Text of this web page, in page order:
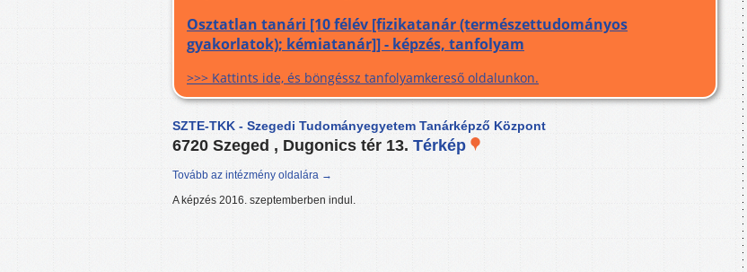
Osztatlan tanári [10 félév [fizikatanár (természettudományos
gyakorlatok); kémiatanár]] - képzés, tanfolyam
>>> Kattints ide, és böngéssz tanfolyamkereső oldalunkon.
SZTE-TKK - Szegedi Tudományegyetem Tanárképző Központ
6720 Szeged , Dugonics tér 13. Térkép
Tovább az intézmény oldalára →
A képzés 2016. szeptemberben indul.